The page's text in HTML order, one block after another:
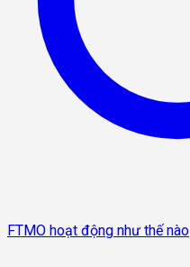
FTMO hoạt động như thế nào